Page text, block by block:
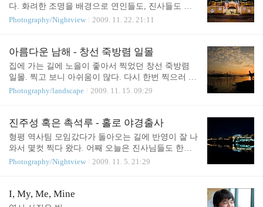
다. 화려한 조명을 배경으로 연인들도, 진사들도 이
리저리 셔터 누르기에 정신이 없다. 아직 크리스마스
애인용 보도가 왠지 황금빛으로 보인 저녁... 여기 모
델 한명 서있었으면 좋겠지만....섭외 가능한 모델은
사진 찍길 너무 싫어한다... ㅡ_ㅡ;;;; 사진 찍고 돌아
오던 길에 남강다리 위에서 차량 궤적 사진 한번 찍
어봤다. 릴리즈 없이 찍으려니 참.....이더라.... ㅡ_
Photography/Nightview 2009. 11. 22. 21:11
아름다운 남해 - 창선 죽방렴 일몰
집에 가는 길에 노을이 좋아서 찍었던 창선 죽방렴
일몰. 찍고 보니 아쉬움이 많다. 다시 한번 찍으러 가
야할텐데 쉽사리 움직여지지가 않네.
Photography/landscape 2009. 11. 15. 09:29
진주성 혹은 촉석루 - 홀로 야경출사
형평 역사팀 모임갔다가 돌아오는 길에 반영이 잘 나
와서 몇컷 찍다 왔다. 어째 오늘은 진사님들도 한명
없었을까? 바람 불어서 반영 안나오는 날에는 그렇게
공산성 야경을 날려 먹은게 아쉽기 그지 없다. 공부
하는 시간 쪼개서 애써 찍은 사진이었는데.... + 니콘
Photography/Nightview 2009. 11. 5. 21:29
I, My, Me, Mine